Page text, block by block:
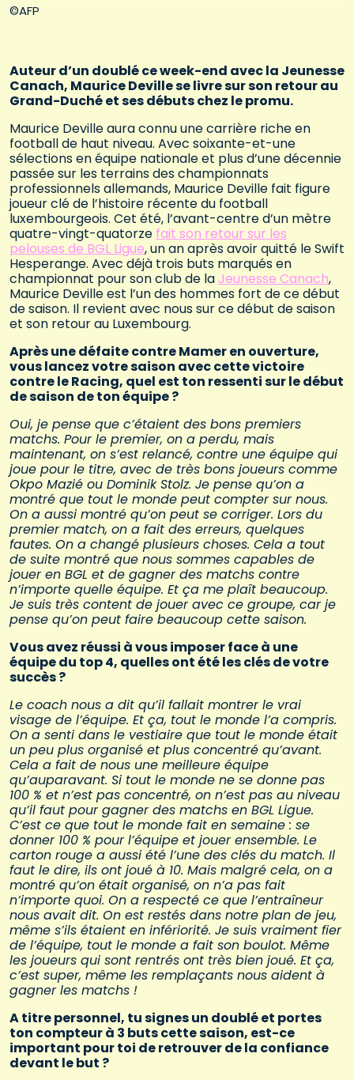
©AFP
Auteur d’un doublé ce week-end avec la Jeunesse
Canach, Maurice Deville se livre sur son retour au
Grand-Duché et ses débuts chez le promu.
Maurice Deville aura connu une carrière riche en
football de haut niveau. Avec soixante-et-une
sélections en équipe nationale et plus d’une décennie
passée sur les terrains des championnats
professionnels allemands, Maurice Deville fait figure
joueur clé de l’histoire récente du football
luxembourgeois. Cet été, l’avant-centre d’un mètre
quatre-vingt-quatorze fait son retour sur les
pelouses de BGL Ligue, un an après avoir quitté le Swift
Hesperange. Avec déjà trois buts marqués en
championnat pour son club de laJeunesse Canach,
Maurice Deville est l’un des hommes fort de ce début
de saison. Il revient avec nous sur ce début de saison
et son retour au Luxembourg.
Après une défaite contre Mamer en ouverture,
vous lancez votre saison avec cette victoire
contre le Racing, quel est ton ressenti sur le début
de saison de ton équipe ?
Oui, je pense que c’étaient des bons premiers
matchs. Pour le premier, on a perdu, mais
maintenant, on s’est relancé, contre une équipe qui
joue pour le titre, avec de très bons joueurs comme
Okpo Mazié ou Dominik Stolz. Je pense qu’on a
montré que tout le monde peut compter sur nous.
On a aussi montré qu’on peut se corriger. Lors du
premier match, on a fait des erreurs, quelques
fautes. On a changé plusieurs choses. Cela a tout
de suite montré que nous sommes capables de
jouer en BGL et de gagner des matchs contre
n’importe quelle équipe. Et ça me plaît beaucoup.
Je suis très content de jouer avec ce groupe, car je
pense qu’on peut faire beaucoup cette saison.
Vous avez réussi à vous imposer face à une
équipe du top 4, quelles ont été les clés de votre
succès ?
Le coach nous a dit qu’il fallait montrer le vrai
visage de l’équipe. Et ça, tout le monde l’a compris.
On a senti dans le vestiaire que tout le monde était
un peu plus organisé et plus concentré qu’avant.
Cela a fait de nous une meilleure équipe
qu’auparavant. Si tout le monde ne se donne pas
100 % et n’est pas concentré, on n’est pas au niveau
qu’il faut pour gagner des matchs en BGL Ligue.
C’est ce que tout le monde fait en semaine : se
donner 100 % pour l’équipe et jouer ensemble. Le
carton rouge a aussi été l’une des clés du match. Il
faut le dire, ils ont joué à 10. Mais malgré cela, on a
montré qu’on était organisé, on n’a pas fait
n’importe quoi. On a respecté ce que l’entraîneur
nous avait dit. On est restés dans notre plan de jeu,
même s’ils étaient en infériorité. Je suis vraiment fier
de l’équipe, tout le monde a fait son boulot. Même
les joueurs qui sont rentrés ont très bien joué. Et ça,
c’est super, même les remplaçants nous aident à
gagner les matchs !
A titre personnel, tu signes un doublé et portes
ton compteur à 3 buts cette saison, est-ce
important pour toi de retrouver de la confiance
devant le but ?